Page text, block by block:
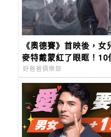
《奧德賽》首映後，
麥特戴蒙紅了眼眶！
熟的爸爸
好爸爸俱樂部